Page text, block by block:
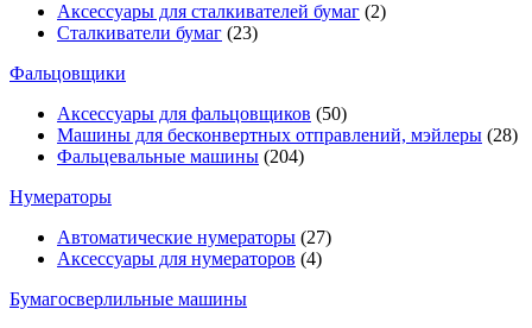
Аксессуары для сталкивателей бумаг (2)
Сталкиватели бумаг (23)
Фальцовщики
Аксессуары для фальцовщиков (50)
Машины для бесконвертных отправлений, мэйлеры (28)
Фальцевальные машины (204)
Нумераторы
Автоматические нумераторы (27)
Аксессуары для нумераторов (4)
Бумагосверлильные машины